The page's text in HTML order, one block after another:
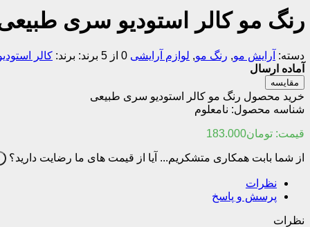
رنگ مو کالر استودیو سری
دسته: آرایش مو, رنگ مو, لوازم آرایشی 0 از 5 برند: کالر
آماده ارسال
مقایسه
خرید محصول رنگ مو کالر استودیو سری طبیعی
شناسه محصول: نامعلوم
قیمت: تومان183.000
از شما بابت همکاری متشکریم... آیا از قیمت های ما رضایت دارید؟
نظرات
پرسش و پاسخ
نظرات